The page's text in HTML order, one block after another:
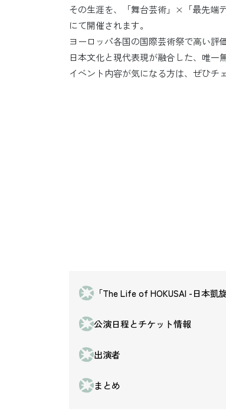
その生涯を、「舞台芸術」×「最先端
にて開催されます。
ヨーロッパ各国の国際芸術祭で高い評
日本文化と現代表現が融合した、唯一
イベント内容が気になる方は、ぜひチ
「The Life of HOKUSAI -日本凱
公演日程とチケット情報
出演者
まとめ